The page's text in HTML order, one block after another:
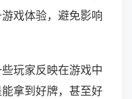
戏体验，避免影响
玩家反映在游戏中
拿到好牌，甚至好